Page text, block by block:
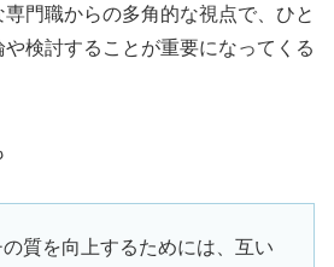
門職からの多角的な視点で、ひと
検討することが重要になってくる
質を向上するためには、互い